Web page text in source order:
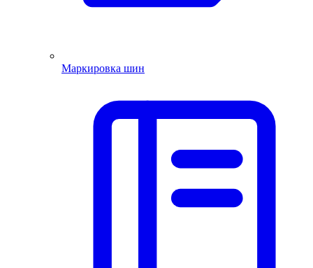
Маркировка шин